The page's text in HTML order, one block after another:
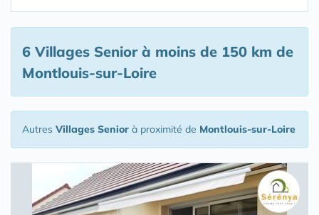
6 Villages Seniorà moins de 150 km de
Montlouis-sur-Loire
Autres Villages Senior à proximité de Montlouis-sur-Loire